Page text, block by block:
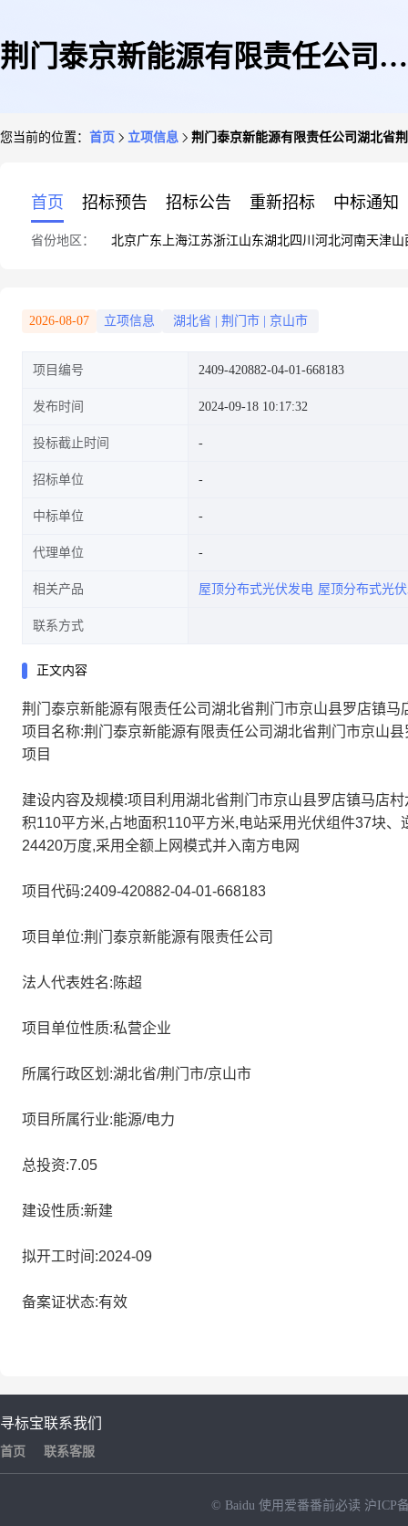
荆门泰京新能源有限责任公司湖
分布式光伏发电项目
您当前的位置： 首页 立项信息 荆门泰京新能源有限责任公司湖北省
首页 招标预告 招标公告 重新招标 中标通知
省份地区： 北京广东 上海江苏浙江山东湖北四川 河北河南天津山
2026-08-07 立项信息 湖北省 荆门市 京山市
项目编号 2409-420882-04-01-668183
发布时间 2024-09-18 10:17:32
投标截止时间
招标单位
中标单位
代理单位
相关产品 屋顶分布式光伏发电 屋顶分布式光
联系方式
正文内容
荆门泰京新能源有限责任公司湖北省荆门市京山县罗店镇
项目名称:荆门泰京新能源有限责任公司湖北省荆门市京山
项目
建设内容及规模:项目利用湖北省荆门市京山县罗店镇马店
积110平方米,占地面积110平方米,电站采用光伏组件37块
24420万度,采用全额上网模式并入南方电网
项目代码:2409-420882-04-01-668183
项目单位:荆门泰京新能源有限责任公司
法人代表姓名:陈超
项目单位性质:私营企业
所属行政区划:湖北省/荆门市/京山市
项目所属行业:能源/电力
总投资:7.05
建设性质:新建
拟开工时间:2024-09
备案证状态:有效
寻标宝
首页
联系我们
联系客服
© Baidu 使用爱番番前必读 沪ICP